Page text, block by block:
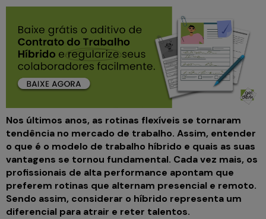
Nos últimos anos, as rotinas flexíveis se tornaram
tendência no mercado de trabalho. Assim, entender
o que é o modelo de trabalho híbrido e quais as suas
vantagens se tornou fundamental. Cada vez mais, os
profissionais de alta performance apontam que
preferem rotinas que alternam presencial e remoto.
Sendo assim, considerar o híbrido representa um
diferencial para atrair e reter talentos.